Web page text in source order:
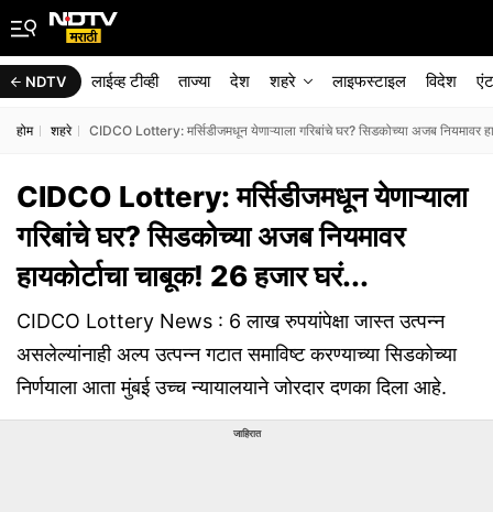
NDTV लाईव्ह टीव्ही ताज्या देश शहरे लाइफस्टाइल विदेश
होम शहरे CIDCO Lottery: मर्सिडीजमधून येणाऱ्याला गरिबांचे घर? सिडकोच्या अजब नियमावर
CIDCO Lottery: मर्सिडीजमधून येणाऱ्याला
गरिबांचे घर? सिडकोच्या अजब नियमावर
हायकोर्टाचा चाबूक! 26 हजार घरं...
CIDCO Lottery News : 6 लाख रुपयांपेक्षा जास्त उत्पन्न
असलेल्यांनाही अल्प उत्पन्न गटात समाविष्ट करण्याच्या सिडकोच्या
निर्णयाला आता मुंबई उच्च न्यायालयाने जोरदार दणका दिला आहे.
जाहिरात